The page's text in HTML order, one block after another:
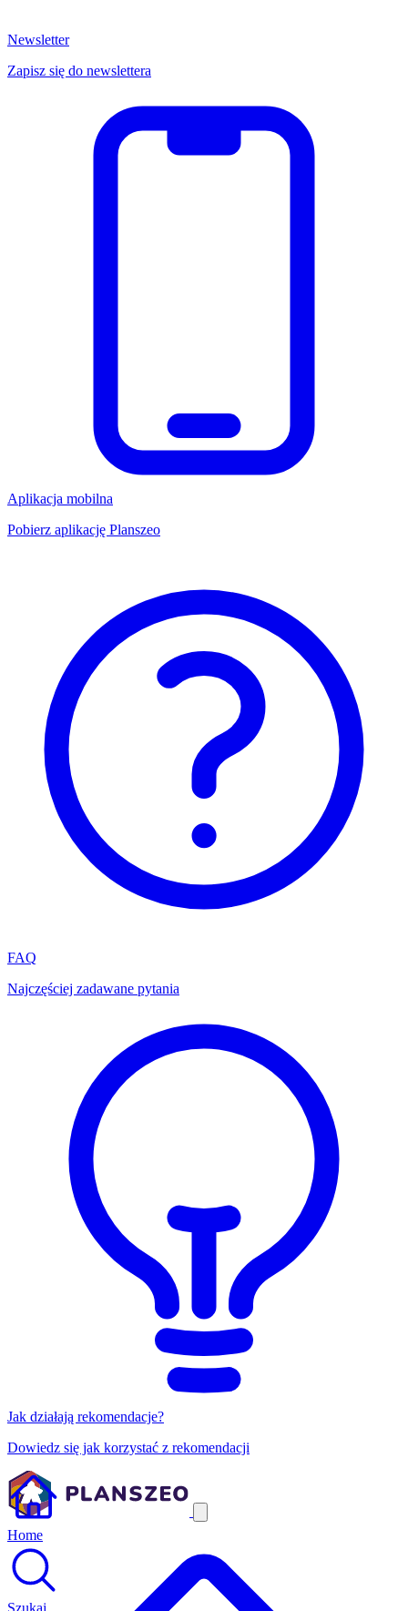
Newsletter
Zapisz się do newslettera
Aplikacja mobilna
Pobierz aplikację Planszeo
FAQ
Najczęściej zadawane pytania
Jak działają rekomendacje?
Dowiedz się jak korzystać z rekomendacji
Home
Szukaj